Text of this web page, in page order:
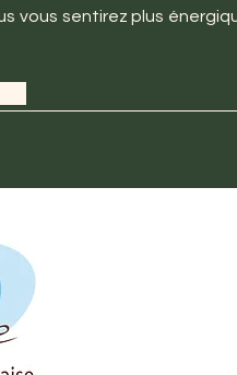
vous sentirez plus